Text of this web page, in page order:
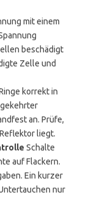
mit einem
beschädigt
Zelle und
korrekt in
an. Prüfe,
liegt.
Schalte
auf Flackern.
Ein kurzer
nur